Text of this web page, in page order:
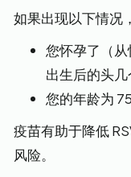
如果出现以下情况
您怀孕了（
出生后的头
您的年龄为
疫苗有助于降低
风险。